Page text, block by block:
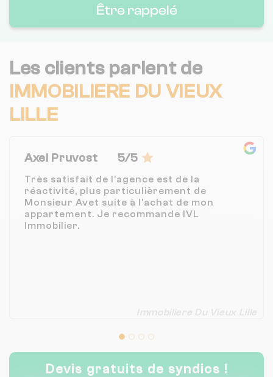
Être rappelé
Les clients parlent de
IMMOBILIERE DU VIEUX
LILLE
Axel Pruvost 5/5
Très satisfait de l’agence est de la
réactivité, plus particulièrement de
Monsieur Avet suite à l’achat de mon
appartement. Je recommande IVL
Immobilier.
Immobiliere Du Vieux Lille
Devis gratuits de syndics !